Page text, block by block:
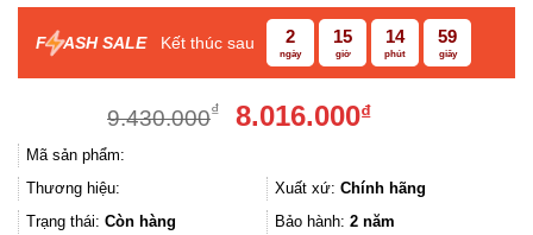
F ASH SALE Kết thúc sau 2
ngày
15
giờ
14
phút
59
giây
9.430.000₫
Giá
9.430.000₫.
8.016.000₫Giá
là:
8.016.000₫.
Mã sản phẩm:
Thương hiệu:
Xuất xứ: Chính hãng
Trạng thái: Còn hàng Bảo hành: 2 năm